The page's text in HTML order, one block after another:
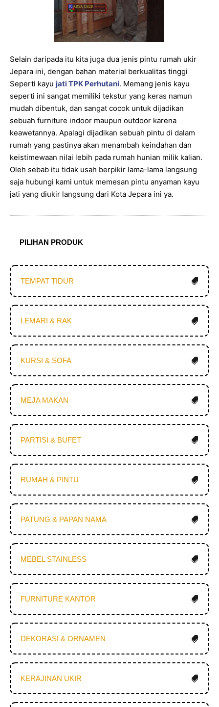
Selain daripada itu kita juga dua jenis pintu rumah ukir
Jepara ini, dengan bahan material berkualitas tinggi
Seperti kayu jati TPK Perhutani. Memang jenis kayu
seperti ini sangat memiliki tekstur yang keras namun
mudah dibentuk, dan sangat cocok untuk dijadikan
sebuah furniture indoor maupun outdoor karena
keawetannya. Apalagi dijadikan sebuah pintu di dalam
rumah yang pastinya akan menambah keindahan dan
keistimewaan nilai lebih pada rumah hunian milik kalian.
Oleh sebab itu tidak usah berpikir lama-lama langsung
saja hubungi kami untuk memesan pintu anyaman kayu
jati yang diukir langsung dari Kota Jepara ini ya.
PILIHAN PRODUK
TEMPAT TIDUR
LEMARI & RAK
KURSI & SOFA
MEJA MAKAN
PARTISI & BUFET
RUMAH & PINTU
PATUNG & PAPAN NAMA
MEBEL STAINLESS
FURNITURE KANTOR
DEKORASI & ORNAMEN
KERAJINAN UKIR